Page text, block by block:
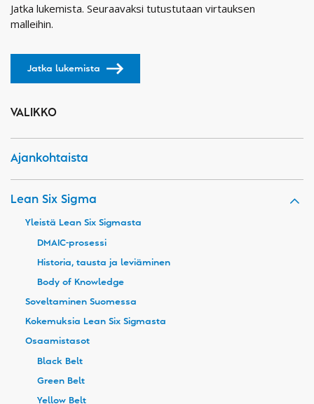
VALIKKO
Ajankohtaista
Lean Six Sigma
Yleistä Lean Six Sigmasta
DMAIC-prosessi
Historia, tausta ja leviäminen
Body of Knowledge
Soveltaminen Suomessa
Kokemuksia Lean Six Sigmasta
Osaamistasot
Black Belt
Green Belt
Yellow Belt
Jatka lukemista. Seuraavaksi tutustutaan virtauksen
malleihin.
Jatka lukemista